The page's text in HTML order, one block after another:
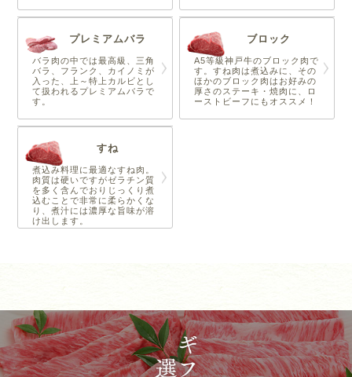
プレミアムバラ
バラ肉の中では最高級、三角
バラ、フランク、カイノミが
入った、上～特上カルビとし
て扱われるプレミアムバラで
す。
ブロック
A5等級神戸牛のブロック肉で
す。すね肉は煮込みに、その
ほかのブロック肉はお好みの
厚さのステーキ・焼肉に、ロ
ーストビーフにもオススメ！
すね
煮込み料理に最適なすね肉。
肉質は硬いですがゼラチン質
を多く含んでおりじっくり煮
込むことで非常に柔らかくな
り、煮汁には濃厚な旨味が溶
け出します。